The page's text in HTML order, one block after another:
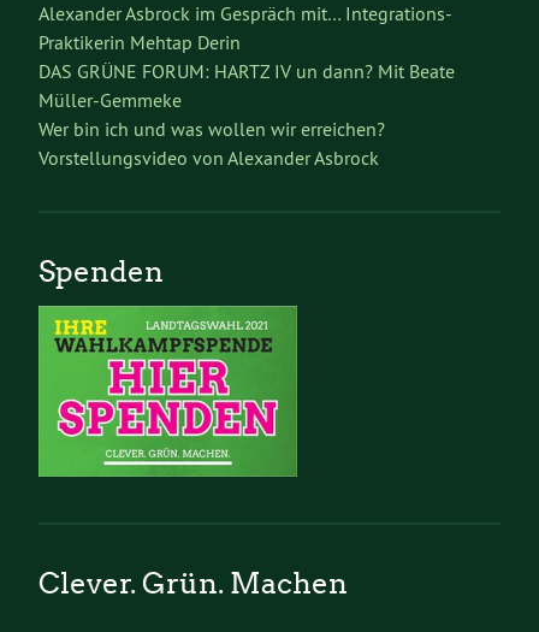
Alexander Asbrock im Gespräch mit… Integrations-
Praktikerin Mehtap Derin
DAS GRÜNE FORUM: HARTZ IV un dann? Mit Beate
Müller-Gemmeke
Wer bin ich und was wollen wir erreichen?
Vorstellungsvideo von Alexander Asbrock
Spenden
Clever. Grün. Machen